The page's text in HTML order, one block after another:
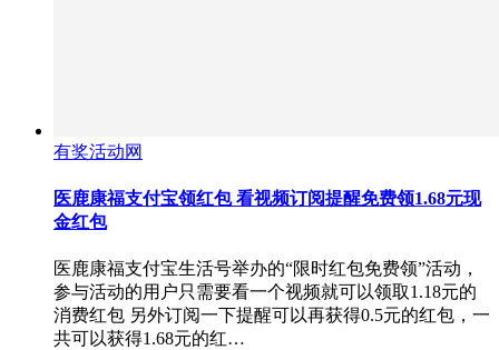
有奖活动网
医鹿康福支付宝领红包 看视频订阅提醒免费领1.68元现
金红包
医鹿康福支付宝生活号举办的“限时红包免费领”活动，
参与活动的用户只需要看一个视频就可以领取1.18元的
消费红包 另外订阅一下提醒可以再获得0.5元的红包，一
共可以获得1.68元的红…